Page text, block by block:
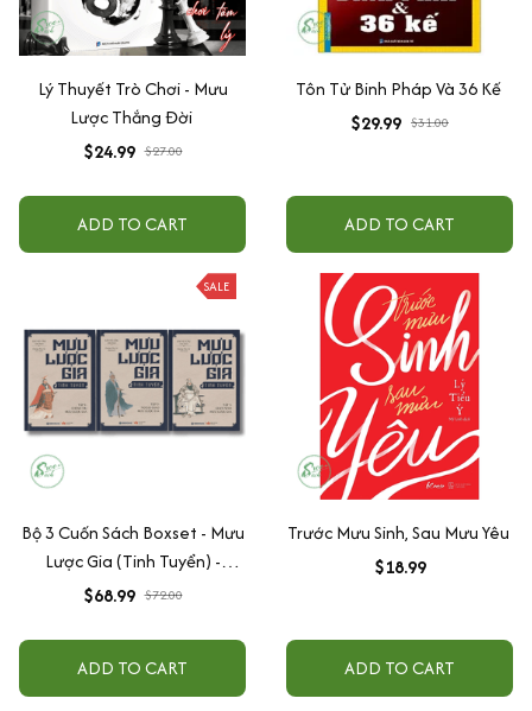
Lý Thuyết Trò Chơi - Mưu
Lược Thắng Đời
$24.99 $27.00
ADD TO CART
Tôn Tử Binh Pháp Và 36 Kế
$29.99 $31.00
ADD TO CART
SALE
Bộ 3 Cuốn Sách Boxset - Mưu
Lược Gia (Tinh Tuyển) -
SBOOKS
$68.99 $72.00
ADD TO CART
Trước Mưu Sinh, Sau Mưu Yêu
$18.99
ADD TO CART